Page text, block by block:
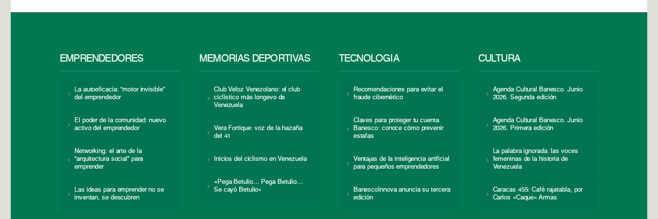
EMPRENDEDORES
La autoeficacia: “motor invisible”
del emprendedor
El poder de la comunidad: nuevo
activo del emprendedor
Networking: el arte de la
“arquitectura social” para
emprender
Las ideas para emprender no se
inventan, se descubren
MEMORIAS DEPORTIVAS
Club Veloz Venezolano: el club
ciclístico más longevo de
Venezuela
Vera Fortique: voz de la hazaña
del 41
Inicios del ciclismo en Venezuela
«Pega Betulio… Pega Betulio…
Se cayó Betulio»
TECNOLOGÍA
Recomendaciones para evitar el
fraude cibernético
Claves para proteger tu cuenta
Banesco: conoce cómo prevenir
estafas
Ventajas de la inteligencia artificial
para pequeños emprendedores
BanescoInnova anuncia su tercera
edición
CULTURA
Agenda Cultural Banesco. Junio
2026. Segunda edición
Agenda Cultural Banesco. Junio
2026. Primera edición
La palabra ignorada: las voces
femeninas de la historia de
Venezuela
Caracas 455: Café rajatabla, por
Carlos «Caque» Armas